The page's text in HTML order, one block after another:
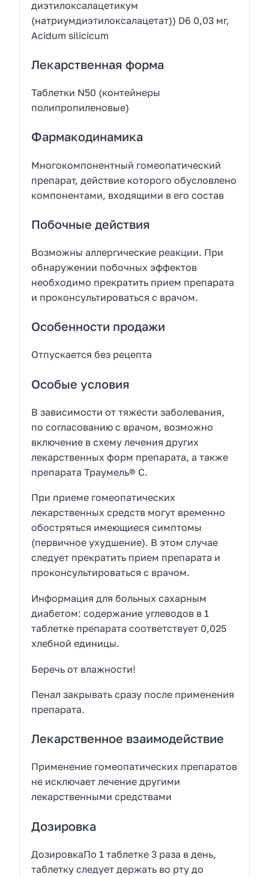
диэтилоксалацетикум
(натриумдиэтилоксалацетат)) D6 0,03 мг,
Acidum silicicum
Лекарственная форма
Таблетки N50 (контейнеры
полипропиленовые)
Фармакодинамика
Многокомпонентный гомеопатический
препарат, действие которого обусловлено
компонентами, входящими в его состав
Побочные действия
Возможны аллергические реакции. При
обнаружении побочных эффектов
необходимо прекратить прием препарата
и проконсультироваться с врачом.
Особенности продажи
Отпускается без рецепта
Особые условия
В зависимости от тяжести заболевания,
по согласованию с врачом, возможно
включение в схему лечения других
лекарственных форм препарата, а также
препарата Траумель® С.
При приеме гомеопатических
лекарственных средств могут временно
обостряться имеющиеся симптомы
(первичное ухудшение). В этом случае
следует прекратить прием препарата и
проконсультироваться с врачом.
Информация для больных сахарным
диабетом: содержание углеводов в 1
таблетке препарата соответствует 0,025
хлебной единицы.
Беречь от влажности!
Пенал закрывать сразу после применения
препарата.
Лекарственное взаимодействие
Применение гомеопатических препаратов
не исключает лечение другими
лекарственными средствами
Дозировка
ДозировкаПо 1 таблетке 3 раза в день,
таблетку следует держать во рту до